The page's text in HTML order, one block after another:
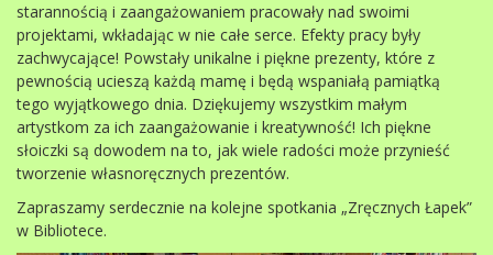
starannością i zaangażowaniem pracowały nad swoimi
projektami, wkładając w nie całe serce. Efekty pracy były
zachwycające! Powstały unikalne i piękne prezenty, które z
pewnością ucieszą każdą mamę i będą wspaniałą pamiątką
tego wyjątkowego dnia. Dziękujemy wszystkim małym
artystkom za ich zaangażowanie i kreatywność! Ich piękne
słoiczki są dowodem na to, jak wiele radości może przynieść
tworzenie własnoręcznych prezentów.
Zapraszamy serdecznie na kolejne spotkania „Zręcznych Łapek”
w Bibliotece.